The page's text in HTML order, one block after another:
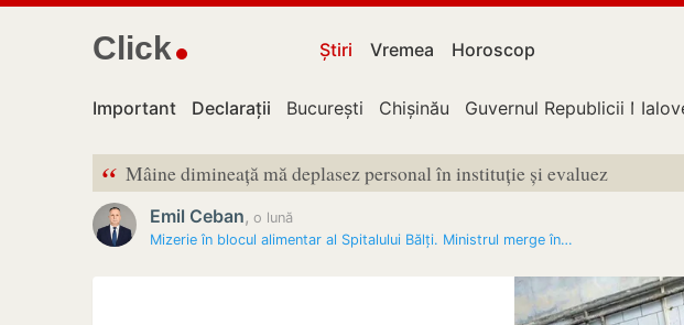
Click Știri Vremea Horoscop
Important Declarații București Chișinău Guvernul Republicii
“ Mâine dimineață mă deplasez personal în instituție și evaluez
Emil Ceban, o lună
Mizerie în blocul alimentar al Spitalului Bălți. Ministrul merge în…